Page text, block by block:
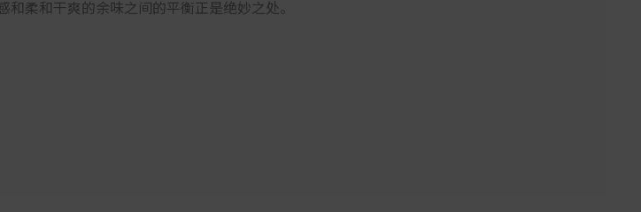
柔和干爽的余味之间的平衡正是绝妙之处。